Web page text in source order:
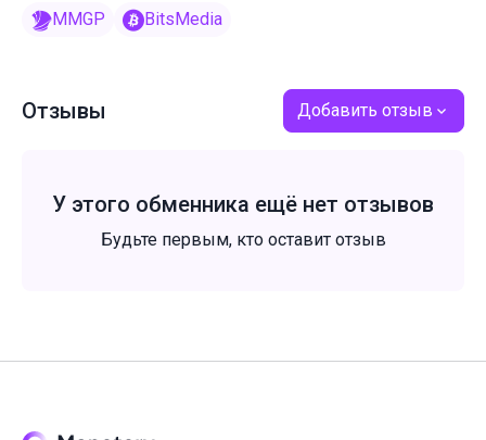
MMGP BitsMedia
Отзывы Добавить отзыв
У этого обменника ещё нет отзывов
Будьте первым, кто оставит отзыв